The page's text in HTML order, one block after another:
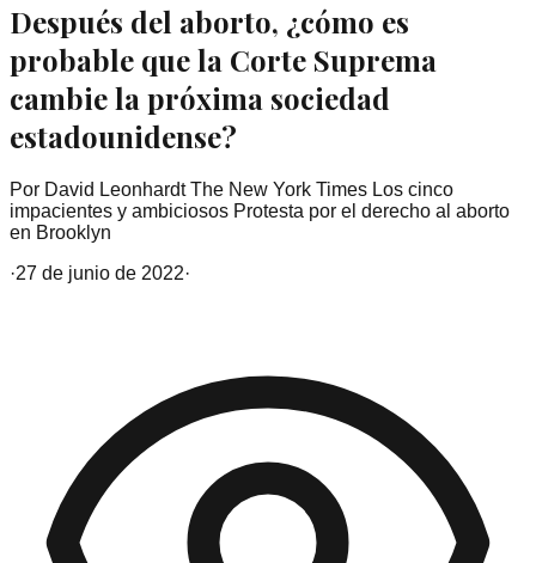
Después del aborto, ¿cómo es
probable que la Corte Suprema
cambie la próxima sociedad
estadounidense?
Por David Leonhardt The New York Times Los cinco
impacientes y ambiciosos Protesta por el derecho al aborto
en Brooklyn
·27 de junio de 2022·